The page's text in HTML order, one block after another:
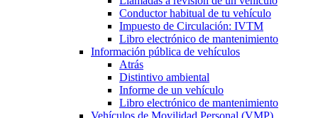
Conductor habitual de tu vehículo
Impuesto de Circulación: IVTM
Libro electrónico de mantenimiento
Información pública de vehículos
Atrás
Distintivo ambiental
Informe de un vehículo
Libro electrónico de mantenimiento